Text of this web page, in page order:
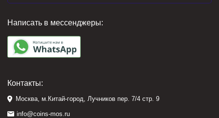
Написать в мессенджеры:
Контакты:
Москва, м.Китай-город, Лучников пер. 7/4 стр. 9
info@coins-mos.ru